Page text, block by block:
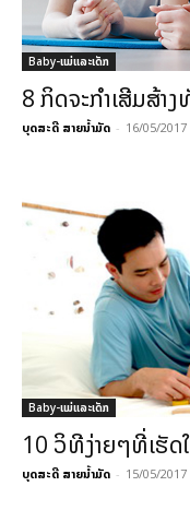
Baby-ແມ່ແລະເດັກ
8 ກິດຈະກຳເສີມສ້າ
ບຸດສະດີ ສາຍນ້ຳມັດ - 16/05/2017
Baby-ແມ່ແລະເດັກ
10 ວິທີງ່າຍໆທີ່ເຮັ
ບຸດສະດີ ສາຍນ້ຳມັດ - 15/05/2017